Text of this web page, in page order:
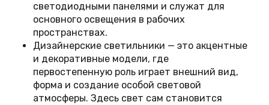
светодиодными панелями и служат для
основного освещения в рабочих
пространствах.
Дизайнерские светильники — это акцентные
и декоративные модели, где
первостепенную роль играет внешний вид,
форма и создание особой световой
атмосферы. Здесь свет сам становится